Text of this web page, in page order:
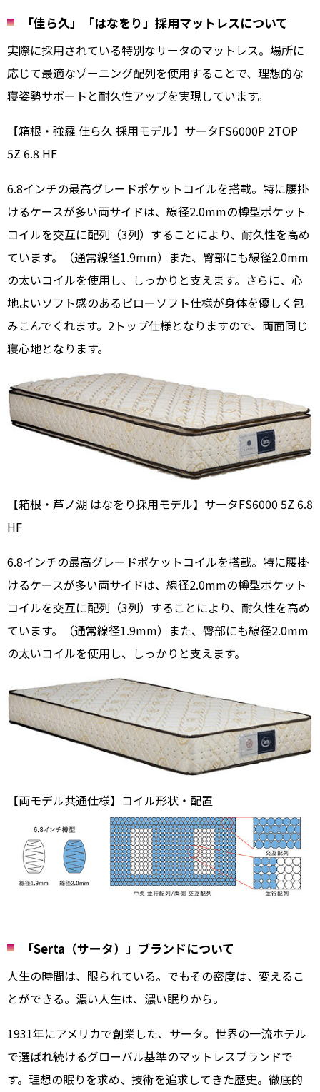
「佳ら久」「はなをり」採用マットレスについて
実際に採用されている特別なサータのマットレス。場所に
応じて最適なゾーニング配列を使用することで、理想的な
寝姿勢サポートと耐久性アップを実現しています。
【箱根・強羅 佳ら久 採用モデル】サータFS6000P 2TOP
5Z 6.8 HF
6.8インチの最高グレードポケットコイルを搭載。特に腰掛
けるケースが多い両サイドは、線径2.0mmの樽型ポケット
コイルを交互に配列（3列）することにより、耐久性を高め
ています。（通常線径1.9mm）また、臀部にも線径2.0mm
の太いコイルを使用し、しっかりと支えます。さらに、心
地よいソフト感のあるピローソフト仕様が身体を優しく包
みこんでくれます。2トップ仕様となりますので、両面同じ
寝心地となります。
【箱根・芦ノ湖 はなをり採用モデル】サータFS6000 5Z 6.8
HF
6.8インチの最高グレードポケットコイルを搭載。特に腰掛
けるケースが多い両サイドは、線径2.0mmの樽型ポケット
コイルを交互に配列（3列）することにより、耐久性を高め
ています。（通常線径1.9mm）また、臀部にも線径2.0mm
の太いコイルを使用し、しっかりと支えます。
【両モデル共通仕様】コイル形状・配置
「Serta（サータ）」ブランドについて
人生の時間は、限られている。でもその密度は、変えるこ
とができる。濃い人生は、濃い眠りから。
1931年にアメリカで創業した、サータ。世界の一流ホテル
で選ばれ続けるグローバル基準のマットレスブランドで
す。理想の眠りを求め、技術を追求してきた歴史。徹底的